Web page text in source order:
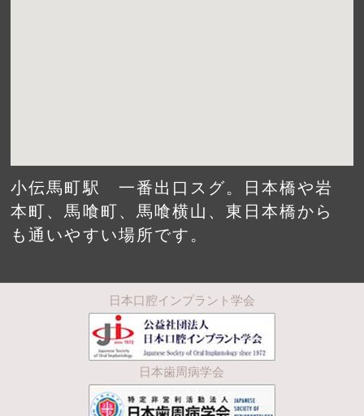
小伝馬町駅 一番出口スグ。日本橋や岩
本町、馬喰町、馬喰横山、東日本橋から
も通いやすい場所です。
日本口腔インプラント学会
日本歯周病学会